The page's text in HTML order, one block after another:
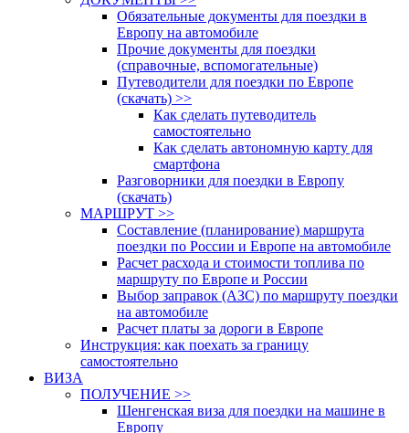
Обязательные документы для поездки в
Европу на автомобиле
Прочие документы для поездки
(справочные, вспомогательные)
Путеводители для поездки по Европе
(скачать) >>
Как сделать путеводитель
самостоятельно
Как сделать автономную карту для
смартфона
Разговорники для поездки в Европу
(скачать)
МАРШРУТ >>
Составление (планирование) маршрута
поездки по России и Европе на автомобиле
Расчет расхода и стоимости топлива по
маршруту по Европе и России
Выбор заправок (АЗС) по маршруту поездки
на автомобиле
Расчет платы за дороги в Европе
Инструкция: как поехать за границу
самостоятельно
ВИЗА
ПОЛУЧЕНИЕ >>
Шенгенская виза для поездки на машине в
Европу